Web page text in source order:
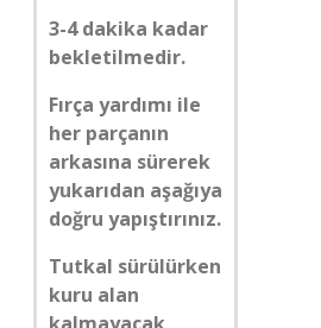
3-4 dakika kadar
bekletilmedir.
Fırça yardımı ile
her parçanın
arkasına sürerek
yukarıdan aşağıya
doğru yapıştırınız.
Tutkal sürülürken
kuru alan